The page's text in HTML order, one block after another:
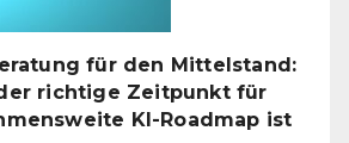
Level
heben
für den Mittelstand:
richtige Zeitpunkt für
KI-Roadmap ist